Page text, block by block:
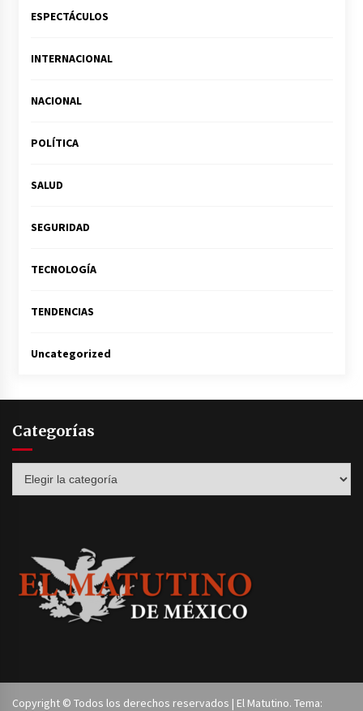
ESPECTÁCULOS
INTERNACIONAL
NACIONAL
POLÍTICA
SALUD
SEGURIDAD
TECNOLOGÍA
TENDENCIAS
Uncategorized
Categorías
Copyright © Todos los derechos reservados | El Matutino. Tema: